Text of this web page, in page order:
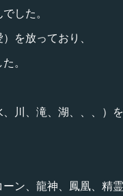
した。
を放っており、
。
川、滝、湖、、、）を
ン、龍神、鳳凰、精